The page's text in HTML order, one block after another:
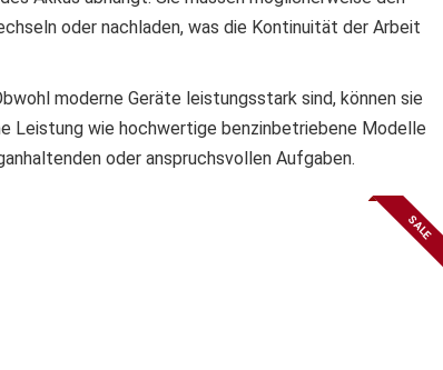
oder nachladen, was die Kontinuität der Arbeit
moderne Geräte leistungsstark sind, können sie
Leistung wie hochwertige benzinbetriebene Modelle
oder anspruchsvollen Aufgaben.
SALE